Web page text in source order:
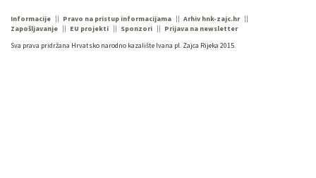
Informacije Pravo na pristup informacijama
Arhiv hnk-zajc.hr
Zapošljavanje
EU projekti Sponzori
Prijava na newsletter
Sva prava pridržana Hrvatsko narodno kazalište Ivana pl. Zajca Rijeka 2015.